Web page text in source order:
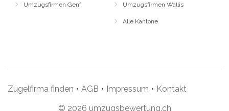
Umzugsfirmen Genf Umzugsfirmen Wallis
Alle Kantone
Zügelfirma finden • AGB • Impressum • Kontakt
© 2026 umzugsbewertung.ch